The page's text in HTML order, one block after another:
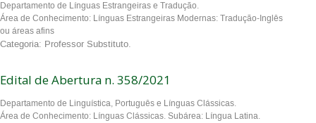
Departamento de Línguas Estrangeiras e Tradução.
Área de Conhecimento: Línguas Estrangeiras Modernas: Tradução-Inglês
ou áreas afins
Categoria: Professor Substituto.
Edital de Abertura n. 358/2021
Departamento de Linguística, Português e Línguas Clássicas.
Área de Conhecimento: Línguas Clássicas. Subárea: Língua Latina.